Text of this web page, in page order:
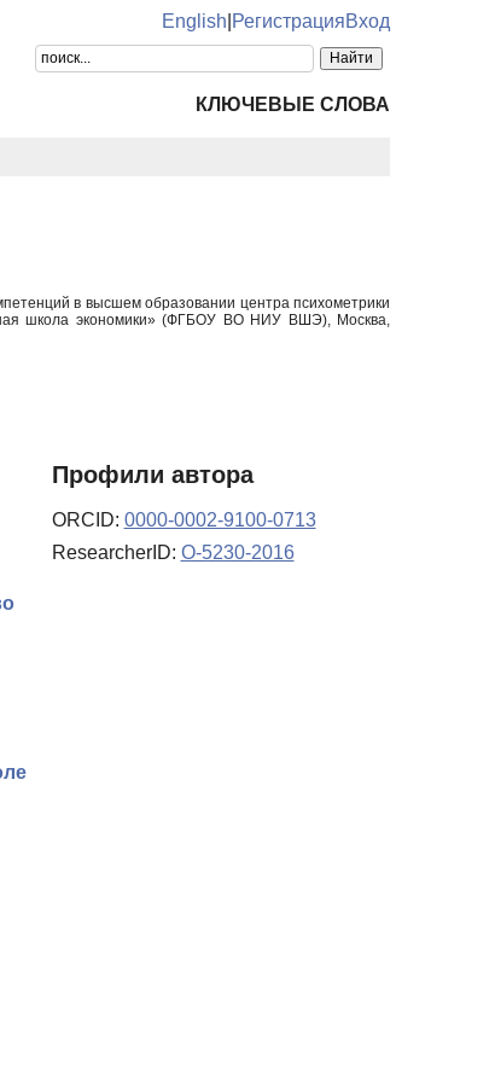
English РегистрацияВход
КЛЮЧЕВЫЕ СЛОВА
в высшем образовании центра психометрики
школа экономики» (ФГБОУ ВО НИУ ВШЭ), Москва,
Профили автора
ORCID: 0000-0002-9100-0713
ResearcherID: O-5230-2016